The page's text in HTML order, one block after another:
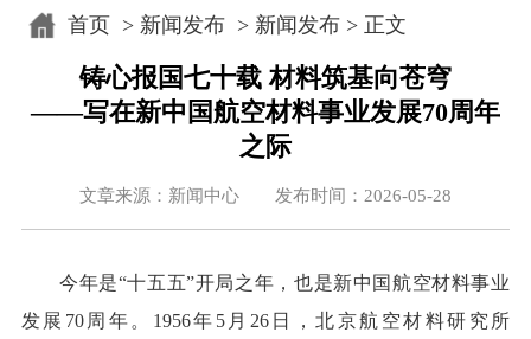
首页> 新闻发布> 新闻发布> 正文
铸心报国七十载 材料筑基向苍穹
——写在新中国航空材料事业发展70周年
之际
文章来源：新闻中心 发布时间：2026-05-28
今年是“十五五”开局之年，也是新中国航空材料事业
发展70周年。1956年5月26日，北京航空材料研究所